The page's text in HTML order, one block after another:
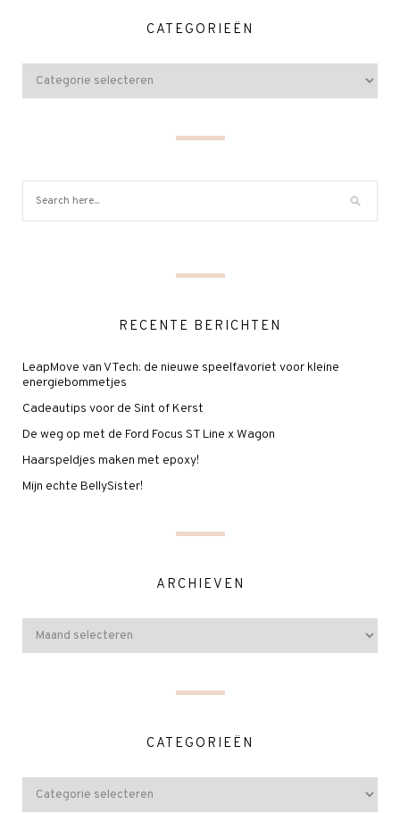
CATEGORIEËN
RECENTE BERICHTEN
LeapMove van VTech: de nieuwe speelfavoriet voor kleine
energiebommetjes
Cadeautips voor de Sint of Kerst
De weg op met de Ford Focus ST Line x Wagon
Haarspeldjes maken met epoxy!
Mijn echte BellySister!
ARCHIEVEN
CATEGORIEËN